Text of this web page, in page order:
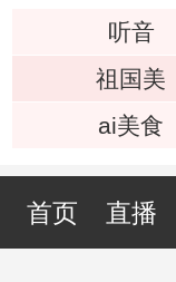
听音
祖国美
ai美食
首页 直播